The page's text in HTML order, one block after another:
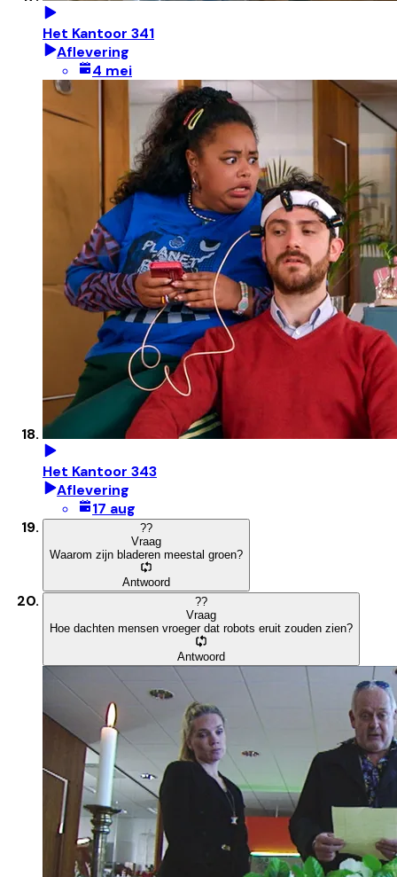
Het Kantoor 341
Aflevering
4 mei
Het Kantoor 343
Aflevering
17 aug
??
Vraag
Waarom zijn bladeren meestal groen?
Antwoord
??
Vraag
Hoe dachten mensen vroeger dat robots eruit zouden zien?
Antwoord